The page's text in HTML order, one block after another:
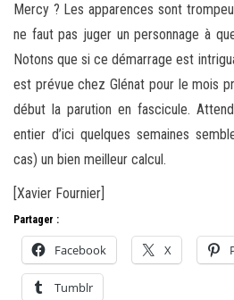
Mercy ? Les apparences sont
ne faut pas juger un personnage à
Notons que si ce démarrage est
est prévue chez Glénat pour le mois
début la parution en fascicule.
entier d’ici quelques semaines
cas) un bien meilleur calcul.
[Xavier Fournier]
Partager :
Facebook X
Tumblr